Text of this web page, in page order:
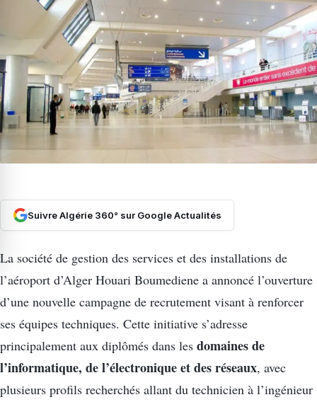
Suivre Algérie 360° sur Google Actualités
La société de gestion des services et des installations de
l’aéroport d’Alger Houari Boumediene a annoncé l’ouverture
d’une nouvelle campagne de recrutement visant à renforcer
ses équipes techniques. Cette initiative s’adresse
principalement aux diplômés dans les domaines de
l’informatique, de l’électronique et des réseaux, avec
plusieurs profils recherchés allant du technicien à l’ingénieur